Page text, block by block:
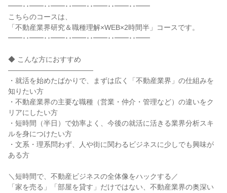
━━･･━━･･━━･･━━･･━━･･━━･･━━
こちらのコースは、
「不動産業界研究＆職種理解×WEB×2時間半」コースです。
━━･･━━･･━━･･━━･･━━･･━━･･━━
◆ こんな方におすすめ
――――――――――――
・就活を始めたばかりで、まずは広く「不動産業界」の仕組みを
知りたい方
・不動産業界の主要な職種（営業・仲介・管理など）の違いをク
リアにしたい方
・短時間（半日）で効率よく、今後の就活に活きる業界分析スキ
ルを身につけたい方
・文系・理系問わず、人や街に関わるビジネスに少しでも興味が
ある方
＼短時間で、不動産ビジネスの全体像をハックする／
「家を売る」「部屋を貸す」だけではない、不動産業界の奥深い